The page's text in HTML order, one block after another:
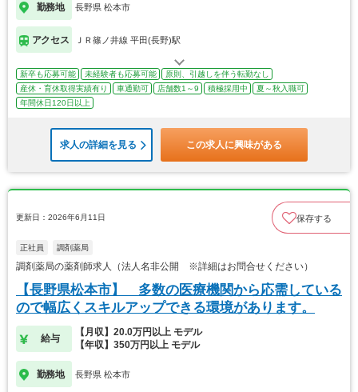
勤務地 長野県 松本市
アクセス ＪＲ篠ノ井線 平田(長野)駅
新卒も応募可能 未経験者も応募可能
原則、引越しを伴う転勤なし
産休・育休取得実績有り
車通勤可 店舗数1～9 積極採用中
夏～秋入職可
年間休日120日以上
求人の詳細を見る この求人に興味がある
更新日：2026年6月11日 保存する
正社員 調剤薬局
調剤薬局の薬剤師求人（法人名非公開 ※詳細はお問合せください）
【長野県松本市】 多数の医療機関から応需している
ので幅広くスキルアップできる環境があります。
給与
【月収】20.0万円以上 モデル
【年収】350万円以上 モデル
勤務地 長野県 松本市